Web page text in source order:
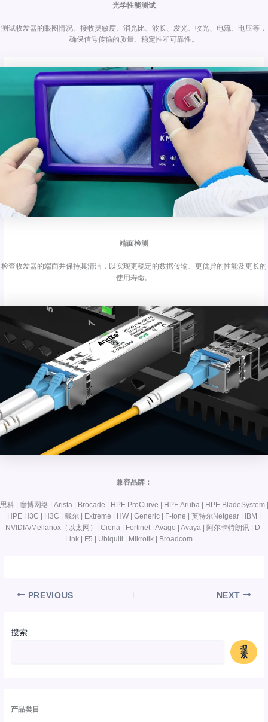
搜索
搜
索
产品类目
光学性能测试
测试收发器的眼图情况、接收灵敏度、消光比、波长、发光、收光、电流、电压等，
确保信号传输的质量、稳定性和可靠性。
端面检测
检查收发器的端面并保持其清洁，以实现更稳定的数据传输、更优异的性能及更长的
使用寿命。
兼容品牌：
思科 | 瞻博网络 | Arista | Brocade | HPE ProCurve | HPE Aruba | HPE BladeSystem |
HPE H3C | H3C | 戴尔 | Extreme | HW | Generic | F-tone | 英特尔Netgear | IBM |
NVIDIA/Mellanox（以太网）| Ciena | Fortinet | Avago | Avaya | 阿尔卡特朗讯 | D-
Link | F5 | Ubiquiti | Mikrotik | Broadcom…..
PREVIOUS NEXT